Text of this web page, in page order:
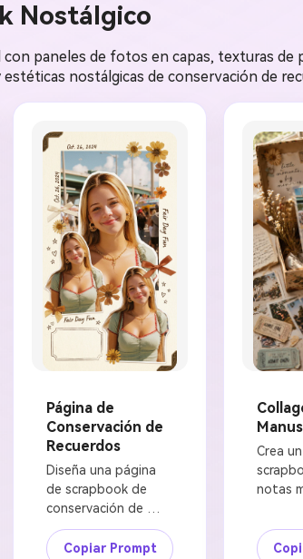
Nostálgico
paneles de fotos en capas, texturas
nostálgicas de conservación de
Página de
Conservación de
Recuerdos
Diseña una página
de scrapbook de
conservación de
recuerdos a partir de
la foto subida,
Copiar Prompt
Crea
notas